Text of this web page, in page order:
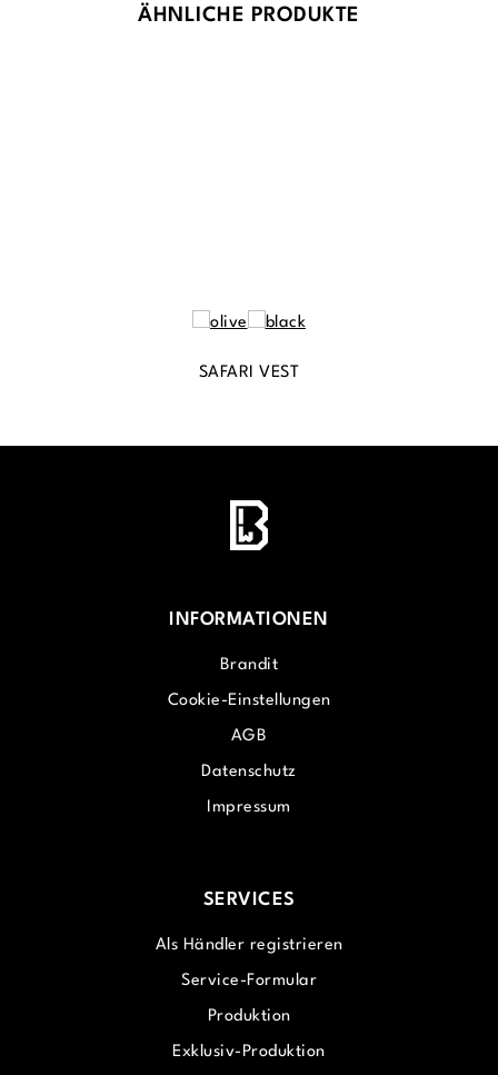
Produktgalerie überspringen
ÄHNLICHE PRODUKTE
SAFARI VEST
INFORMATIONEN
Brandit
Cookie-Einstellungen
AGB
Datenschutz
Impressum
SERVICES
Als Händler registrieren
Service-Formular
Produktion
Exklusiv-Produktion